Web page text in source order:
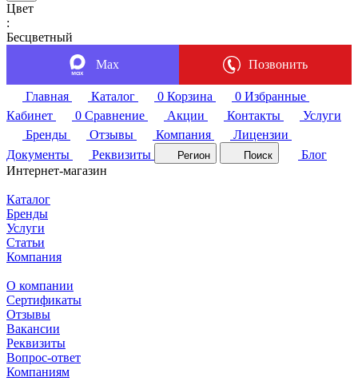
Цвет
:
Бесцветный
Max
Позвонить
Главная Каталог 0 Корзина 0 Избранные
Кабинет
0 Сравнение Акции Контакты
Услуги
Бренды
Отзывы Компания
Лицензии
Документы
Реквизиты Регион Поиск
Блог
Интернет-магазин
Каталог
Бренды
Услуги
Статьи
Компания
О компании
Сертификаты
Отзывы
Вакансии
Реквизиты
Вопрос-ответ
Компаниям